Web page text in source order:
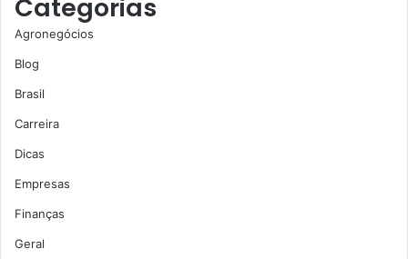
Categorias
Agronegócios
Blog
Brasil
Carreira
Dicas
Empresas
Finanças
Geral